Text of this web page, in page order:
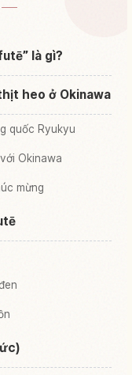
Shi ↗
là gì?
heo ở Okinawa
quốc Ryukyu
Okinawa
mừng